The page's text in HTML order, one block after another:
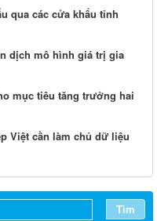
qua các cửa khẩu tỉnh
dịch mô hình giá trị gia
mục tiêu tăng trưởng hai
Việt cần làm chủ dữ liệu
Tìm